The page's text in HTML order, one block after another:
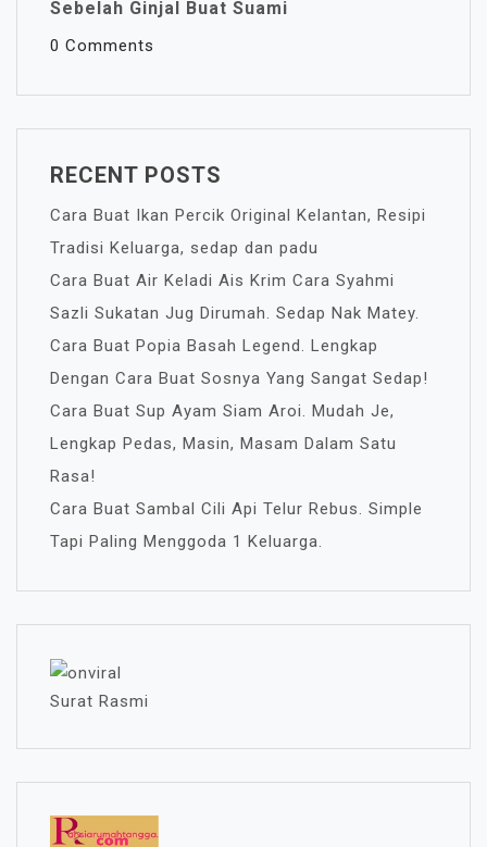
Sebelah Ginjal Buat Suami
0 Comments
RECENT POSTS
Cara Buat Ikan Percik Original Kelantan, Resipi
Tradisi Keluarga, sedap dan padu
Cara Buat Air Keladi Ais Krim Cara Syahmi
Sazli Sukatan Jug Dirumah. Sedap Nak Matey.
Cara Buat Popia Basah Legend. Lengkap
Dengan Cara Buat Sosnya Yang Sangat Sedap!
Cara Buat Sup Ayam Siam Aroi. Mudah Je,
Lengkap Pedas, Masin, Masam Dalam Satu
Rasa!
Cara Buat Sambal Cili Api Telur Rebus. Simple
Tapi Paling Menggoda 1 Keluarga.
Surat Rasmi